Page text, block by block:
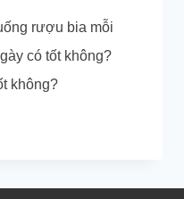
rượu bia mỗi
có tốt không?
không?